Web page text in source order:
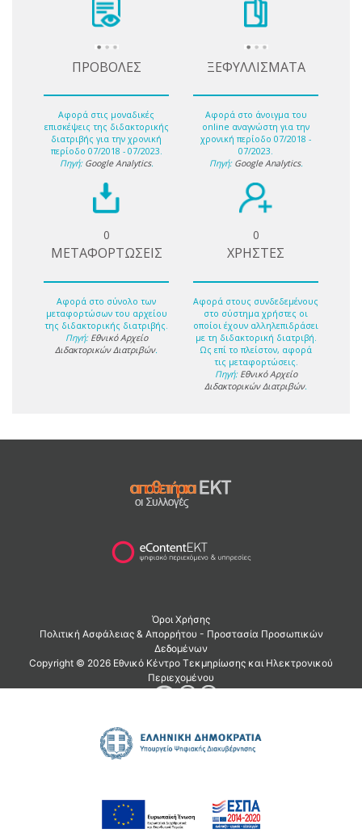
ΠΡΟΒΟΛΕΣ
Αφορά στις μοναδικές
επισκέψεις της διδακτορικής
διατριβής για την χρονική
περίοδο 07/2018 - 07/2023.
Πηγή: Google Analytics.
ΞΕΦΥΛΛΙΣΜΑΤΑ
Αφορά στο άνοιγμα του
online αναγνώστη για την
χρονική περίοδο 07/2018 -
07/2023.
Πηγή: Google Analytics.
0
ΜΕΤΑΦΟΡΤΩΣΕΙΣ
Αφορά στο σύνολο των
μεταφορτώσων του αρχείου
της διδακτορικής διατριβής.
Πηγή: Εθνικό Αρχείο
Διδακτορικών Διατριβών.
0
ΧΡΗΣΤΕΣ
Αφορά στους συνδεδεμένους
στο σύστημα χρήστες οι
οποίοι έχουν αλληλεπιδράσει
με τη διδακτορική διατριβή.
Ως επί το πλείστον, αφορά
τις μεταφορτώσεις.
Πηγή: Εθνικό Αρχείο
Διδακτορικών Διατριβών.